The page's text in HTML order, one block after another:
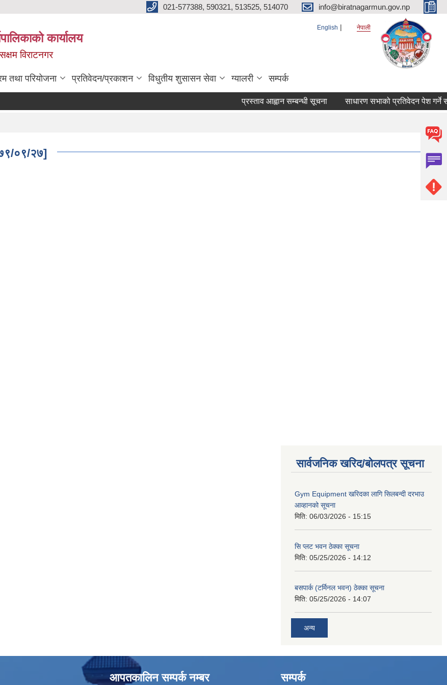
021-577388, 590321, 513525, 514070 info@biratnagarmun.gov.np
कार्यालय
विराटनगर
English नेपाली
तथा परियोजना प्रतिवेदन/प्रकाशन विधुतीय शुसासन सेवा ग्यालरी सम्पर्क
प्रस्ताव आह्वान सम्बन्धी सूचना साधारण सभाको प्रतिवेदन पेश गर्ने
०९/२७]
सार्वजनिक खरिद/बोलपत्र सूचना
Gym Equipment खरिदका लागि सिलबन्दी दरभाउ
आव्हानको सूचना
मिति: 06/03/2026 - 15:15
सि प्लट भवन ठेक्का सूचना
मिति: 05/25/2026 - 14:12
बसपार्क (टर्मिनल भवन) ठेक्का सूचना
मिति: 05/25/2026 - 14:07
अन्य
आपतकालिन सम्पर्क नम्बर सम्पर्क